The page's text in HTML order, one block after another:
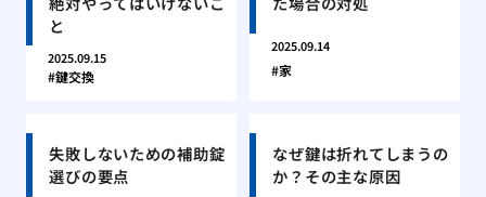
と
2025.09.15
鍵交換
2025.09.14
家
失敗しないための補助錠
選びの要点
なぜ鍵は折れてしまうの
か？その主な原因